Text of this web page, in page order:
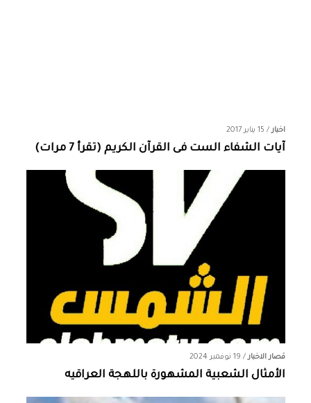
اخبار/ 15 يناير 2017
آيات الشفاء الست فى القرآن الكريم (تقرأ 7 مرات)
قصار الاخبار/ 19 نوفمبر 2024
الأمثال الشعبية المشهورة باللهجة العراقيه